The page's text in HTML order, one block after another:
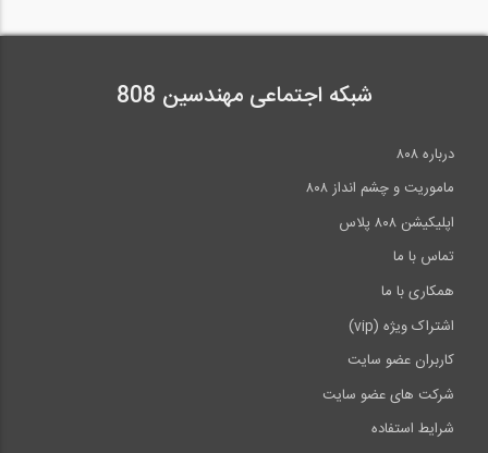
شبکه اجتماعی مهندسین 808
درباره ۸۰۸
ماموریت و چشم انداز ۸۰۸
اپلیکیشن ۸۰۸ پلاس
تماس با ما
همکاری با ما
اشتراک ویژه (vip)
کاربران عضو سایت
شرکت های عضو سایت
شرایط استفاده